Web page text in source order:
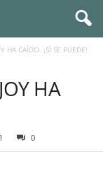
HA CAÍDO. ¡SÍ SE PUEDE!
HA
0